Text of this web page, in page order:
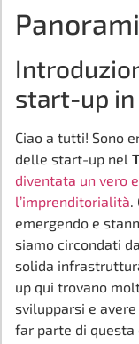
start-up in
Ciao a tutti! Sono
delle start-up nel
diventata un vero
l’imprenditorialità
emergendo e
siamo circondati
solida
up qui trovano
svilupparsi e
far parte di questa